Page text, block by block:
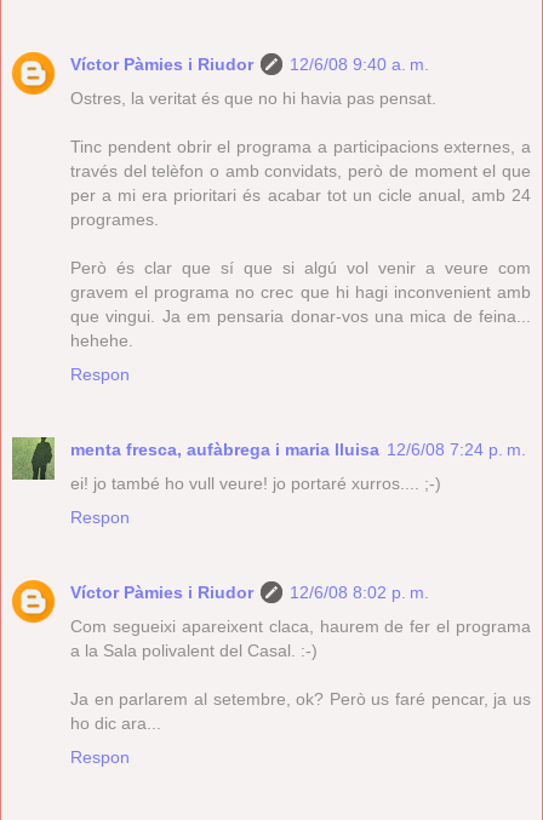
Víctor Pàmies i Riudor
12/6/08 9:40 a. m.
Ostres, la veritat és que no hi havia pas pensat.
Tinc pendent obrir el programa a participacions externes, a
través del telèfon o amb convidats, però de moment el que
per a mi era prioritari és acabar tot un cicle anual, amb 24
programes.
Però és clar que sí que si algú vol venir a veure com
gravem el programa no crec que hi hagi inconvenient amb
que vingui. Ja em pensaria donar-vos una mica de feina...
hehehe.
Respon
menta fresca, aufàbrega i maria lluisa 12/6/08 7:24 p. m.
ei! jo també ho vull veure! jo portaré xurros.... ;-)
Respon
Víctor Pàmies i Riudor
12/6/08 8:02 p. m.
Com segueixi apareixent claca, haurem de fer el programa
a la Sala polivalent del Casal. :-)
Ja en parlarem al setembre, ok? Però us faré pencar, ja us
ho dic ara...
Respon